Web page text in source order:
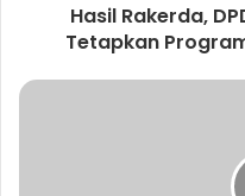
A
Hasil Rakerda,
Tetapkan